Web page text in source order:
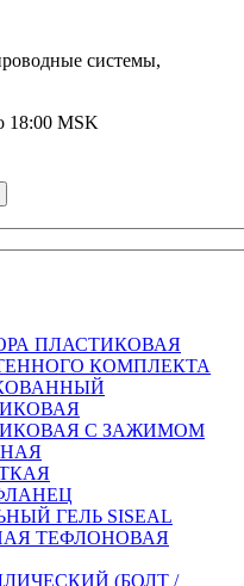
системы,
18:00 MSK
ПЛАСТИКОВАЯ
КОМПЛЕКТА
С ЗАЖИМОМ
ГЕЛЬ SISEAL
ТЕФЛОНОВАЯ
(БОЛТ /